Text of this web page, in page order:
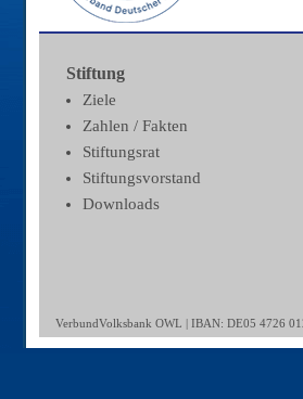
Stiftung
Ziele
Zahlen / Fakten
Stiftungsrat
Stiftungsvorstand
Downloads
VerbundVolksbank OWL | IBAN: DE05 4726